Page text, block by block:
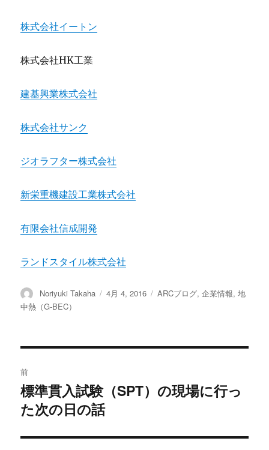
株式会社イートン
株式会社HK工業
建基興業株式会社
株式会社サンク
ジオラフター株式会社
新栄重機建設工業株式会社
有限会社信成開発
ランドスタイル株式会社
投
稿
Noriyuki Takaha
投
4月 4, 2016
カ
ー
ARCブログ,企業情報,地
中熱（G-BEC）
稿
ナ
ビ
前
過
去
投
標準貫入試験（SPT）の現場に行っ
た次の日の話